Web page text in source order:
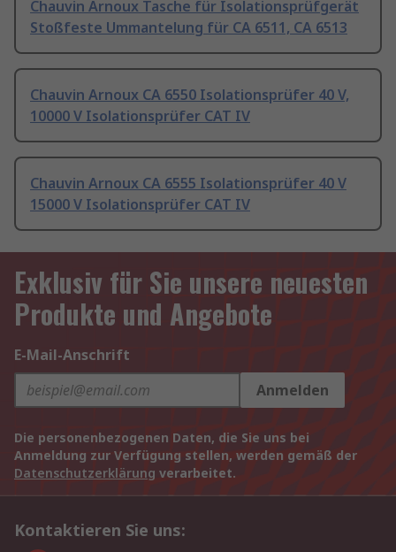
Chauvin Arnoux Tasche für Isolationsprüfgerät
Stoßfeste Ummantelung für CA 6511, CA 6513
Chauvin Arnoux CA 6550 Isolationsprüfer 40 V,
10000 V Isolationsprüfer CAT IV
Chauvin Arnoux CA 6555 Isolationsprüfer 40 V
15000 V Isolationsprüfer CAT IV
Exklusiv für Sie unsere neuesten
Produkte und Angebote
E-Mail-Anschrift
Anmelden
Die personenbezogenen Daten, die Sie uns bei
Anmeldung zur Verfügung stellen, werden gemäß der
Datenschutzerklärung verarbeitet.
Kontaktieren Sie uns: